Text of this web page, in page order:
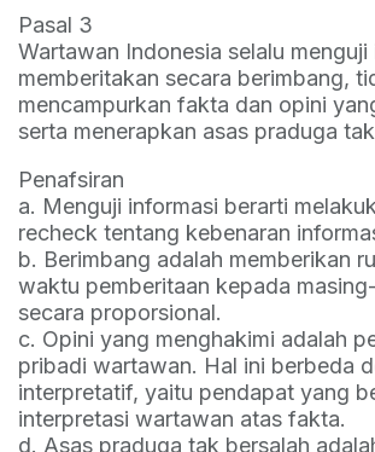
Pasal 3
Wartawan Indonesia selalu menguji
memberitakan secara berimbang,
mencampurkan fakta dan opini
serta menerapkan asas praduga
Penafsiran
a. Menguji informasi berarti
recheck tentang kebenaran
b. Berimbang adalah memberikan
waktu pemberitaan kepada
secara proporsional.
c. Opini yang menghakimi adalah
pribadi wartawan. Hal ini berbeda
interpretatif, yaitu pendapat yang
interpretasi wartawan atas fakta.
d. Asas praduga tak bersalah